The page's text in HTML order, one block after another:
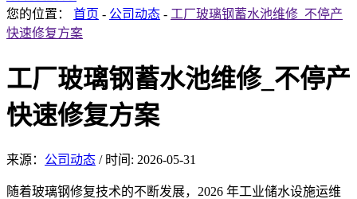
您的位置： 首页 - 公司动态 - 工厂玻璃钢蓄水池维修_不停产
快速修复方案
工厂玻璃钢蓄水池维修_不停产
快速修复方案
来源： 公司动态 / 时间: 2026-05-31
随着玻璃钢修复技术的不断发展，2026 年工业储水设施运维